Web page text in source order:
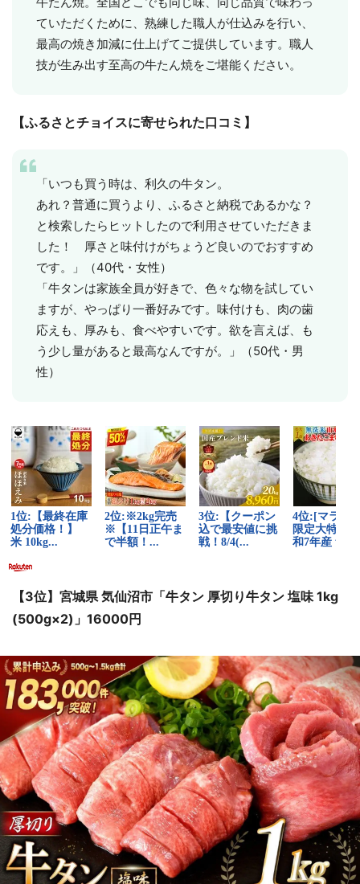
ていただくために、熟練した職人が仕込みを行い、
最高の焼き加減に仕上げてご提供しています。職人
技が生み出す至高の牛たん焼をご堪能ください。
【ふるさとチョイスに寄せられた口コミ】
「いつも買う時は、利久の牛タン。
あれ？普通に買うより、ふるさと納税であるかな？
と検索したらヒットしたので利用させていただきま
した！ 厚さと味付けがちょうど良いのでおすすめ
です。」（40代・女性）
「牛タンは家族全員が好きで、色々な物を試してい
ますが、やっぱり一番好みです。味付けも、肉の歯
応えも、厚みも、食べやすいです。欲を言えば、も
う少し量があると最高なんですが。」（50代・男
性）
【3位】宮城県 気仙沼市「牛タン 厚切り牛タン 塩味 1kg
(500g×2)」16000円